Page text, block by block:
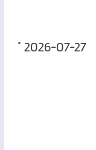
2026-07-27